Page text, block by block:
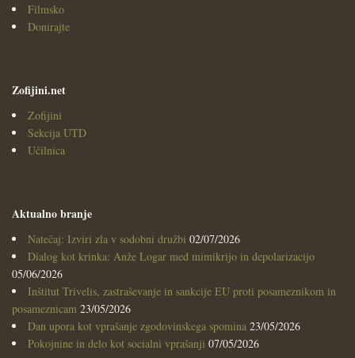
Filmsko
Donirajte
Zofijini.net
Zofijini
Sekcija UTD
Učilnica
Aktualno branje
Natečaj: Izviri zla v sodobni družbi 02/07/2026
Dialog kot krinka: Anže Logar med mimikrijo in depolarizacijo
05/06/2026
Inštitut Trivelis, zastraševanje in sankcije EU proti posameznikom in
posameznicam 23/05/2026
Dan upora kot vprašanje zgodovinskega spomina 23/05/2026
Pokojnine in delo kot socialni vprašanji 07/05/2026